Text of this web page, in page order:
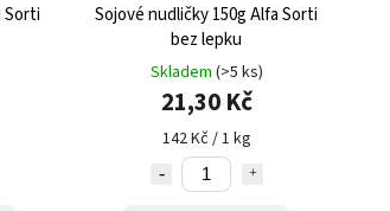
Sorti
Sojové nudličky 150g Alfa Sorti
bez lepku
Skladem (>5 ks)
21,30 Kč
142 Kč / 1 kg